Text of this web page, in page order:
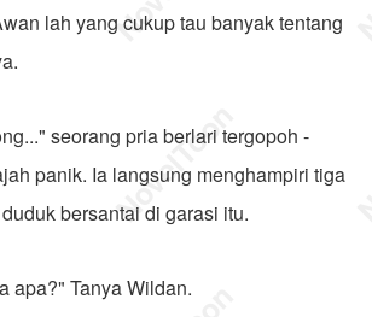
lah yang cukup tau banyak tentang
seorang pria berlari tergopoh -
panik. Ia langsung menghampiri tiga
bersantai di garasi itu.
apa?" Tanya Wildan.